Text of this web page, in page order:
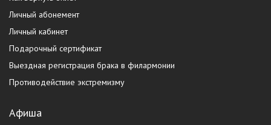
Личный абонемент
Личный кабинет
Подарочный сертификат
Выездная регистрация брака в филармонии
Противодействие экстремизму
Афиша